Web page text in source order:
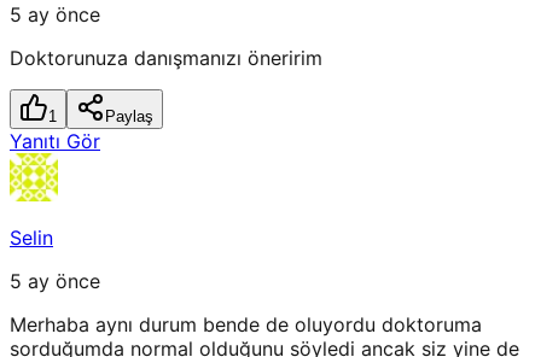
5 ay önce
Doktorunuza danışmanızı öneririm
1 Paylaş
Yanıtı Gör
Selin
5 ay önce
Merhaba aynı durum bende de oluyordu doktoruma
sorduğumda normal olduğunu söyledi ancak siz yine de